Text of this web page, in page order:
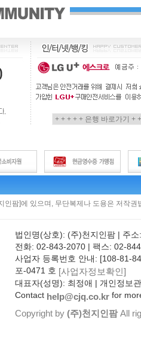
인팜]에 있으며, 무단복제나 도용은 저작
법인명(상호): (주)천지인팜 | 주
전화: 02-843-2070 | 팩스: 02-
사업자 등록번호 안내: [108-81-
포-0471 호 [사업자정보확인]
대표자(성명): 최정애 | 개인정보
Contact help@cjq.co.kr for
Copyright by (주)천지인팜All